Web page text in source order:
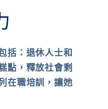
括：退休人士和
點，釋放社會剩
在職培訓，讓她